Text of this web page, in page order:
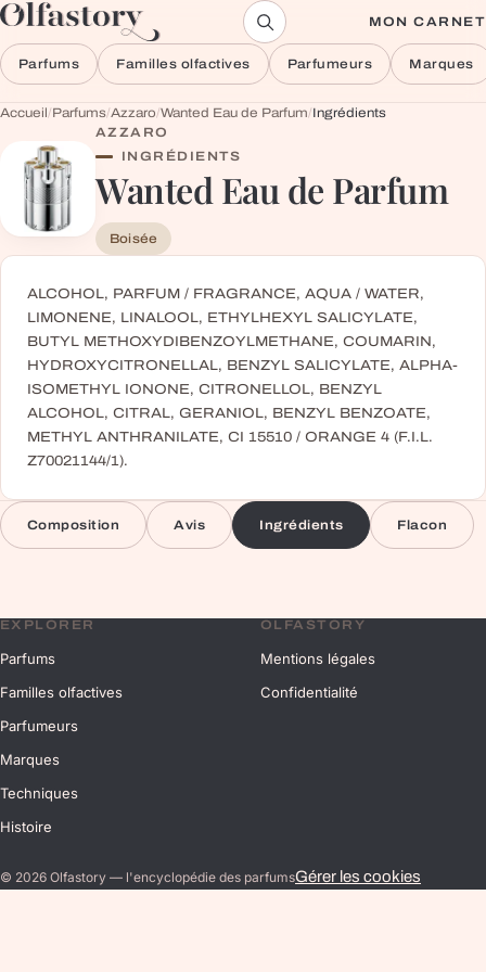
Aller au contenu MON CARNET
Parfums Familles olfactives Parfumeurs Marques
Accueil/Parfums/Azzaro/Wanted Eau de Parfum/Ingrédients
AZZARO
INGRÉDIENTS
Wanted Eau de Parfum
Boisée
ALCOHOL, PARFUM / FRAGRANCE, AQUA / WATER,
LIMONENE, LINALOOL, ETHYLHEXYL SALICYLATE,
BUTYL METHOXYDIBENZOYLMETHANE, COUMARIN,
HYDROXYCITRONELLAL, BENZYL SALICYLATE, ALPHA-
ISOMETHYL IONONE, CITRONELLOL, BENZYL
ALCOHOL, CITRAL, GERANIOL, BENZYL BENZOATE,
METHYL ANTHRANILATE, CI 15510 / ORANGE 4 (F.I.L.
Z70021144/1).
Composition Avis Ingrédients Flacon
EXPLORER
Parfums
Familles olfactives
Parfumeurs
Marques
Techniques
Histoire
OLFASTORY
Mentions légales
Confidentialité
© 2026 Olfastory — l'encyclopédie des parfumsGérer les cookies